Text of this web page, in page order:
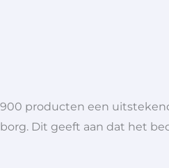
producten een
Dit geeft aan dat het